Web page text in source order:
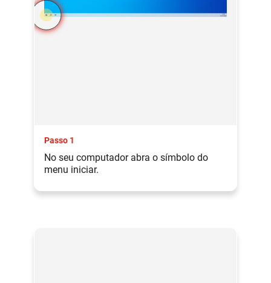
Passo 1
No seu computador abra o símbolo do
menu iniciar.